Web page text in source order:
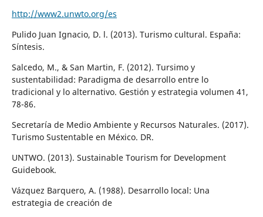
http://www2.unwto.org/es
Pulido Juan Ignacio, D. l. (2013). Turismo cultural. España:
Síntesis.
Salcedo, M., & San Martin, F. (2012). Tursimo y
sustentabilidad: Paradigma de desarrollo entre lo
tradicional y lo alternativo. Gestión y estrategia volumen 41,
78-86.
Secretaría de Medio Ambiente y Recursos Naturales. (2017).
Turismo Sustentable en México. DR.
UNTWO. (2013). Sustainable Tourism for Development
Guidebook.
Vázquez Barquero, A. (1988). Desarrollo local: Una
estrategia de creación de